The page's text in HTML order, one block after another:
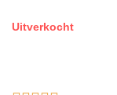
Uitverkocht